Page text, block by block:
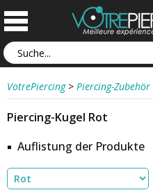
VotrePiercing > Piercing-Zubehör
Piercing-Kugel Rot
Auflistung der Produkte